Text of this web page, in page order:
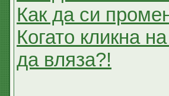
Как да си
Когато кликна
да вляза?!